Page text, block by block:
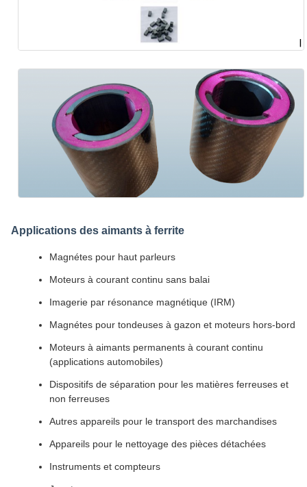
Applications des aimants à ferrite
Magnétes pour haut parleurs
Moteurs à courant continu sans balai
Imagerie par résonance magnétique (IRM)
Magnétes pour tondeuses à gazon et moteurs hors-bord
Moteurs à aimants permanents à courant continu
(applications automobiles)
Dispositifs de séparation pour les matières ferreuses et
non ferreuses
Autres appareils pour le transport des marchandises
Appareils pour le nettoyage des pièces détachées
Instruments et compteurs